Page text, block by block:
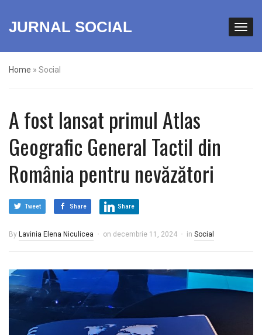
JURNAL SOCIAL
Home » Social
A fost lansat primul Atlas
Geografic General Tactil din
România pentru nevăzători
Tweet Share Share
By Lavinia Elena Niculicea on decembrie 11, 2024 in Social